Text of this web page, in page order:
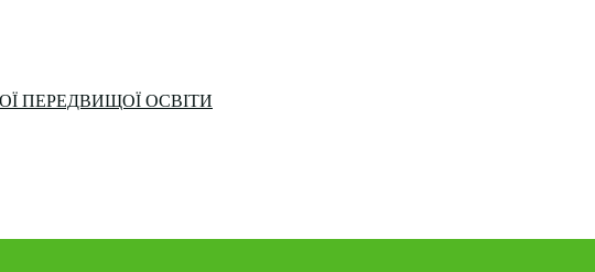
ПЕРЕДВИЩОЇ ОСВІТИ